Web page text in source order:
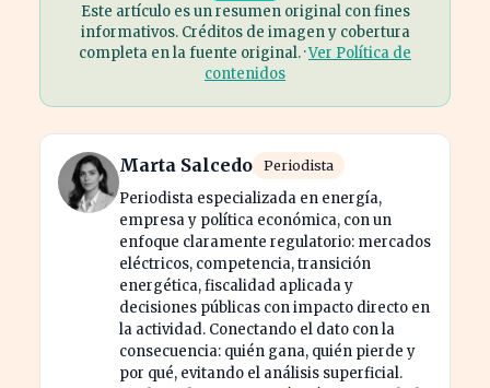
Este artículo es un resumen original con fines
informativos. Créditos de imagen y cobertura
completa en la fuente original. ·Ver Política de
contenidos
Marta Salcedo Periodista
Periodista especializada en energía,
empresa y política económica, con un
enfoque claramente regulatorio: mercados
eléctricos, competencia, transición
energética, fiscalidad aplicada y
decisiones públicas con impacto directo en
la actividad. Conectando el dato con la
consecuencia: quién gana, quién pierde y
por qué, evitando el análisis superficial.